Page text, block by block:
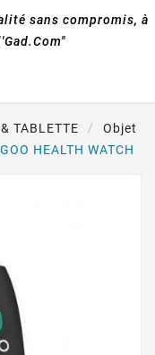
sans compromis, à
TABLETTE
Objet
GOO HEALTH WATCH